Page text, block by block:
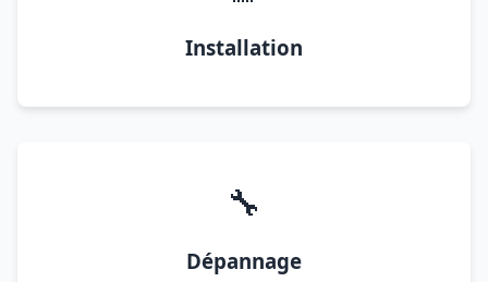
Installation
🔧
Dépannage